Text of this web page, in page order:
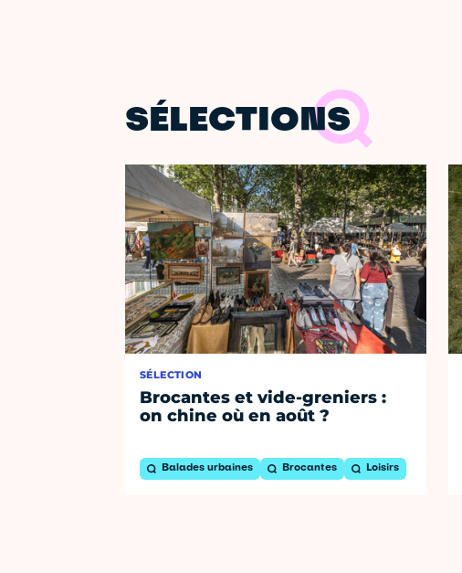
SÉLECTIONS
SÉLECTION
Brocantes et vide-greniers :
on chine où en août ?
Balades urbaines Brocantes Loisirs